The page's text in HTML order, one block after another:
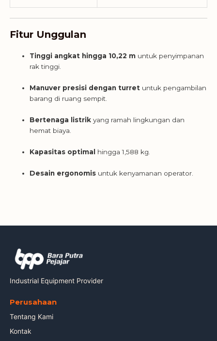
Fitur Unggulan
Tinggi angkat hingga 10,22 m untuk penyimpanan
rak tinggi.
Manuver presisi dengan turret untuk pengambilan
barang di ruang sempit.
Bertenaga listrik yang ramah lingkungan dan
hemat biaya.
Kapasitas optimal hingga 1,588 kg.
Desain ergonomis untuk kenyamanan operator.
Industrial Equipment Provider
Perusahaan
Tentang Kami
Kontak